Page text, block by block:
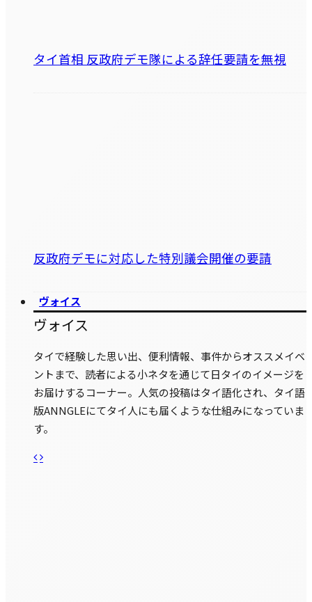
タイ首相 反政府デモ隊による辞任要請を無視
反政府デモに対応した特別議会開催の要請
ヴォイス
ヴォイス
タイで経験した思い出、便利情報、事件からオススメイベ
ントまで、読者による小ネタを通じて日タイのイメージを
お届けするコーナー。人気の投稿はタイ語化され、タイ語
版ANNGLEにてタイ人にも届くような仕組みになっていま
す。